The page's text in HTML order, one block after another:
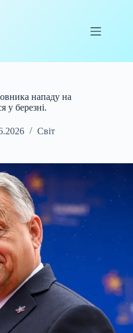
нападу на
у березні.
Світ